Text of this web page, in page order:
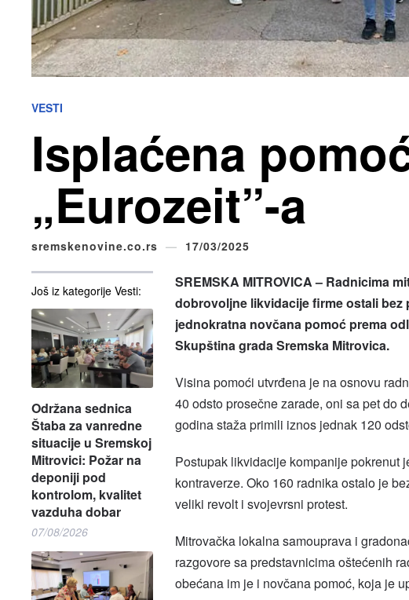
VESTI
Isplaćena
„Eurozeit”-a
sremskenovine.co.rs 17/03/2025
Još iz kategorije Vesti:
Održana sednica
Štaba za vanredne
situacije u Sremskoj
Mitrovici: Požar na
deponiji pod
kontrolom, kvalitet
vazduha dobar
07/08/2026
SREMSKA MITROVICA – Radnicima
dobrovoljne likvidacije firme ostali bez
jednokratna novčana pomoć prema
Skupština grada Sremska Mitrovica.
Visina pomoći utvrđena je na osnovu
40 odsto prosečne zarade, oni sa pet do
godina staža primili iznos jednak 120
Postupak likvidacije kompanije pokrenut
kontraverze. Oko 160 radnika ostalo je
veliki revolt i svojevrsni protest.
Mitrovačka lokalna samouprava i
razgovore sa predstavnicima oštećenih
obećana im je i novčana pomoć, koja je